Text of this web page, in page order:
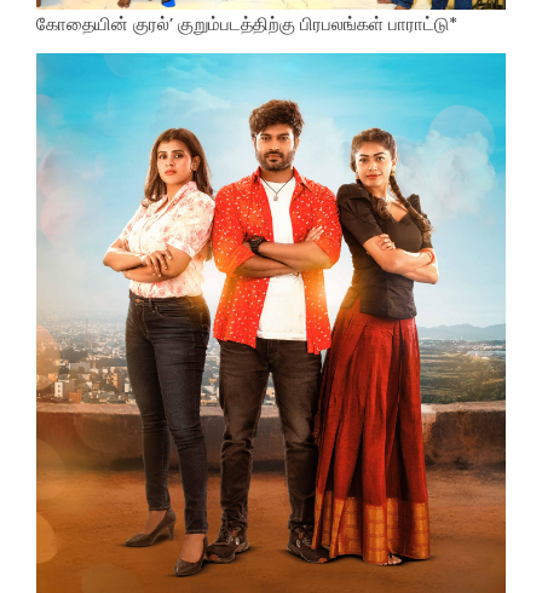
கோதையின் குரல்’ குறும்படத்திற்கு பிரபலங்கள் பாராட்டு*